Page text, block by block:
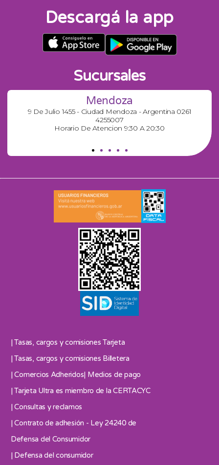
Descargá la app
Sucursales
Mendoza
9 De Julio 1455 - Ciudad Mendoza - Argentina 0261
4255007
Horario De Atencion 9:30 A 20:30
| Tasas, cargos y comisiones Tarjeta
| Tasas, cargos y comisiones Billetera
| Comercios Adheridos| Medios de pago
| Tarjeta Ultra es miembro de la CERTACYC
| Consultas y reclamos
| Contrato de adhesión - Ley 24240 de
Defensa del Consumidor
| Defensa del consumidor